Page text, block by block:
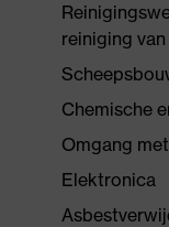
reiniging
Chemische
Omgang
Elektronica